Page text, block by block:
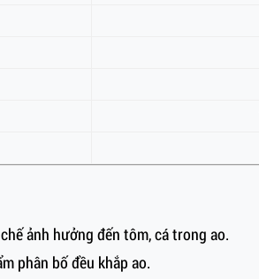
ảnh hưởng đến tôm, cá trong ao.
phân bố đều khắp ao.